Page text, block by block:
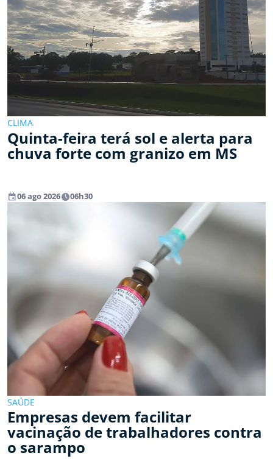
CLIMA
Quinta-feira terá sol e alerta para
chuva forte com granizo em MS
event06 ago 2026watch_later06h30
SAÚDE
Empresas devem facilitar
vacinação de trabalhadores contra
o sarampo